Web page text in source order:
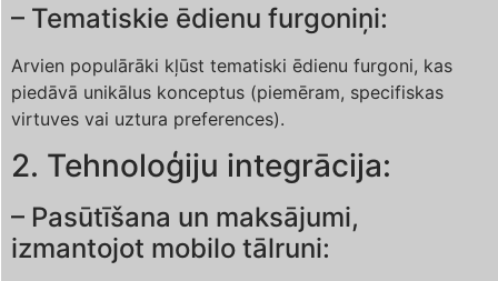
– Tematiskie ēdienu furgoniņi:
Arvien populārāki kļūst tematiski ēdienu furgoni, kas
piedāvā unikālus konceptus (piemēram, specifiskas
virtuves vai uztura preferences).
2. Tehnoloģiju integrācija:
– Pasūtīšana un maksājumi,
izmantojot mobilo tālruni: